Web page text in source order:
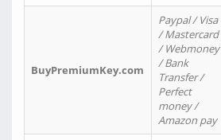
BuyPremiumKey.com
Paypal / Visa
/ Mastercard
/ Webmoney
/ Bank
Transfer /
Perfect
money /
Amazon pay